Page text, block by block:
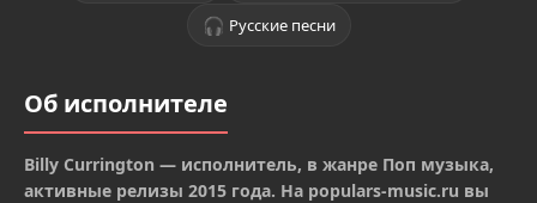
🎧 Русские песни
Об исполнителе
Billy Currington — исполнитель, в жанре Поп музыка,
активные релизы 2015 года. На populars-music.ru вы